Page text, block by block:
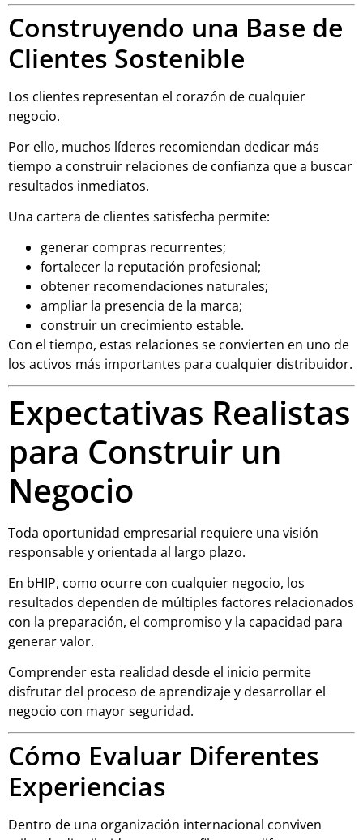
Construyendo una Base de
Clientes Sostenible
Los clientes representan el corazón de cualquier
negocio.
Por ello, muchos líderes recomiendan dedicar más
tiempo a construir relaciones de confianza que a buscar
resultados inmediatos.
Una cartera de clientes satisfecha permite:
generar compras recurrentes;
fortalecer la reputación profesional;
obtener recomendaciones naturales;
ampliar la presencia de la marca;
construir un crecimiento estable.
Con el tiempo, estas relaciones se convierten en uno de
los activos más importantes para cualquier distribuidor.
Expectativas Realistas
para Construir un
Negocio
Toda oportunidad empresarial requiere una visión
responsable y orientada al largo plazo.
En bHIP, como ocurre con cualquier negocio, los
resultados dependen de múltiples factores relacionados
con la preparación, el compromiso y la capacidad para
generar valor.
Comprender esta realidad desde el inicio permite
disfrutar del proceso de aprendizaje y desarrollar el
negocio con mayor seguridad.
Cómo Evaluar Diferentes
Experiencias
Dentro de una organización internacional conviven